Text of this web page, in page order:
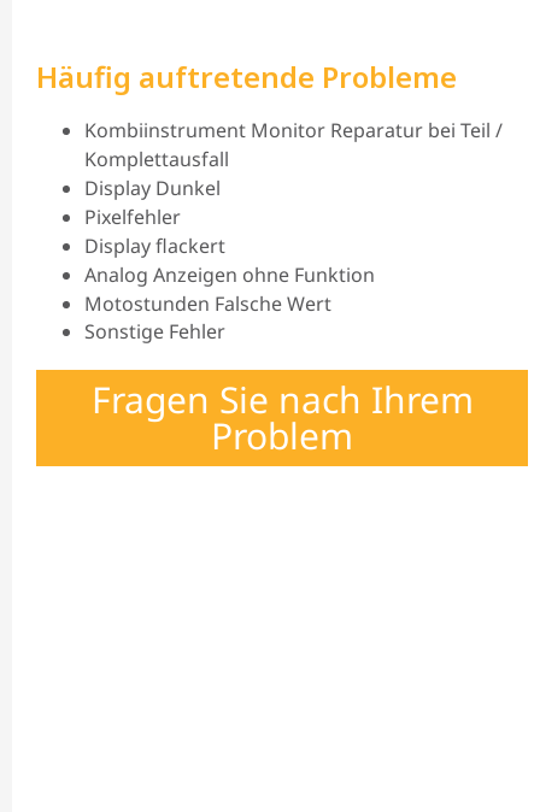
Häufig auftretende Probleme
Kombiinstrument Monitor Reparatur bei Teil /
Komplettausfall
Display Dunkel
Pixelfehler
Display flackert
Analog Anzeigen ohne Funktion
Motostunden Falsche Wert
Sonstige Fehler
Fragen Sie nach Ihrem
Problem